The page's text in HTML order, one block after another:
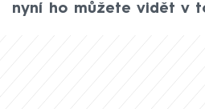
nyní ho můžete vidět v